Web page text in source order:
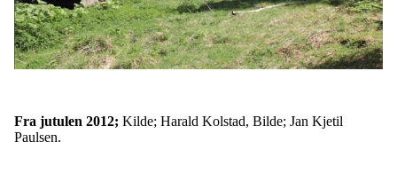
Fra jutulen 2012; Kilde; Harald Kolstad, Bilde; Jan Kjetil
Paulsen.